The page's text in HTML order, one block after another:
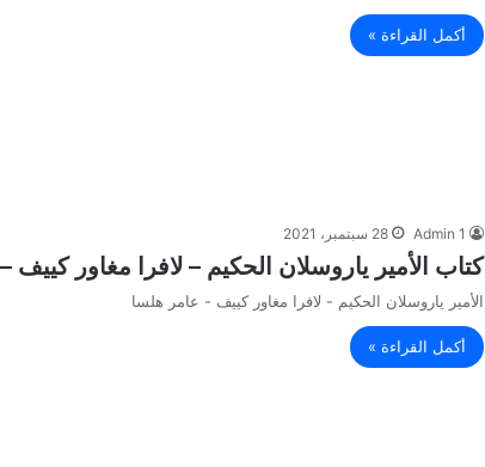
أكمل القراءة »
Admin 1 28 سبتمبر، 2021
كتاب الأمير ياروسلان الحكيم – لافرا مغاور كييف
الأمير ياروسلان الحكيم - لافرا مغاور كييف - عامر هلسا
أكمل القراءة »